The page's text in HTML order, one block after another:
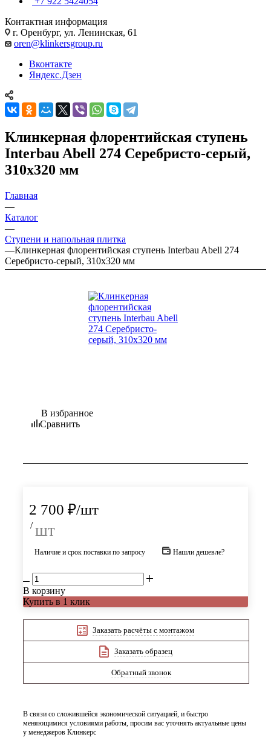
Контактная информация
г. Оренбург, ул. Ленинская, 61
oren@klinkersgroup.ru
Вконтакте
Яндекс.Дзен
Клинкерная флорентийская ступень
Interbau Abell 274 Серебристо-серый,
310x320 мм
Главная
—
Каталог
—
Ступени и напольная плитка
—Клинкерная флорентийская ступень Interbau Abell 274
Серебристо-серый, 310x320 мм
В избранное
Сравнить
2 700 ₽/шт
/ шт
Наличие и срок поставки по запросу Нашли дешевле?
В корзину
Купить в 1 клик
Заказать расчёты с монтажом
Заказать образец
Обратный звонок
В связи со сложившейся экономической ситуацией, и быстро
меняющимися условиями работы, просим вас уточнять актуальные цены
у менеджеров Клинкерс